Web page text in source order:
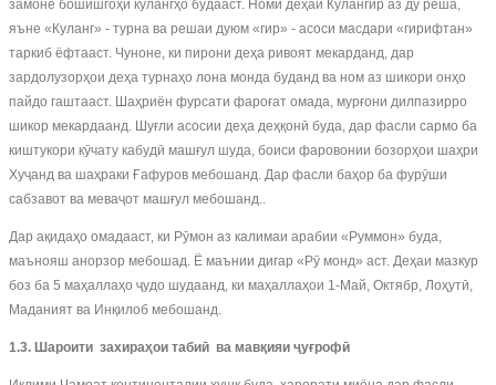
замоне бошишгоҳи кулангҳо будааст. Номи деҳаи Кулангир аз ду реша,
яъне «Куланг» - турна ва решаи дуюм «гир» - асоси масдари «гирифтан»
таркиб ёфтааст. Чуноне, ки пирони деҳа ривоят мекарданд, дар
зардолузорҳои деҳа турнаҳо лона монда буданд ва ном аз шикори онҳо
пайдо гаштааст. Шаҳриён фурсати фароғат омада, мурғони дилпазирро
шикор мекардаанд. Шуғли асосии деҳа деҳқонӣ буда, дар фасли сармо ба
киштукори кӯчату кабудӣ машғул шуда, боиси фаровонии бозорҳои шаҳри
Хуҷанд ва шаҳраки Ғафуров мебошанд. Дар фасли баҳор ба фурӯши
сабзавот ва меваҷот машғул мебошанд..
Дар ақидаҳо омадааст, ки Рӯмон аз калимаи арабии «Руммон» буда,
маънояш анорзор мебошад. Ё маънии дигар «Рӯ монд» аст. Деҳаи мазкур
боз ба 5 маҳаллаҳо ҷудо шудаанд, ки маҳаллаҳои 1-Май, Октябр, Лоҳутӣ,
Маданият ва Инқилоб мебошанд.
1.3. Шароити захираҳои табиӣ ва мавқияи ҷуғрофӣ